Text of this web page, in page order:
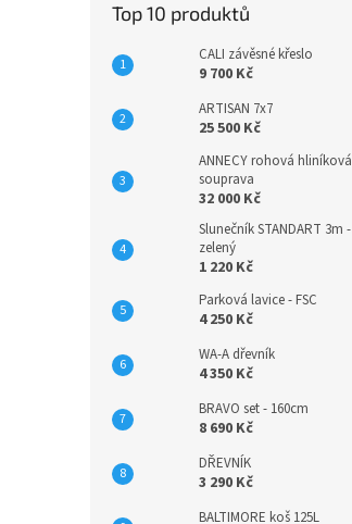
Top 10 produktů
CALI závěsné křeslo
9 700 Kč
ARTISAN 7x7
25 500 Kč
ANNECY rohová hliníková
souprava
32 000 Kč
Slunečník STANDART 3m -
zelený
1 220 Kč
Parková lavice - FSC
4 250 Kč
WA-A dřevník
4 350 Kč
BRAVO set - 160cm
8 690 Kč
DŘEVNÍK
3 290 Kč
BALTIMORE koš 125L